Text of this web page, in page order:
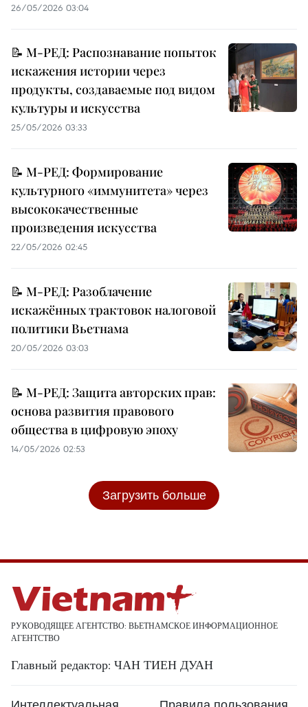
26/05/2026 03:04
📝 М-РЕД: Распознавание попыток
искажения истории через
продукты, создаваемые под видом
культуры и искусства
25/05/2026 03:33
📝 М-РЕД: Формирование
культурного «иммунитета» через
высококачественные
произведения искусства
22/05/2026 02:45
📝 М-РЕД: Разоблачение
искажённых трактовок налоговой
политики Вьетнама
20/05/2026 03:03
📝 М-РЕД: Защита авторских прав:
основа развития правового
общества в цифровую эпоху
14/05/2026 02:53
Загрузить больше
РУКОВОДЯЩЕЕ АГЕНТСТВО: ВЬЕТНАМСКОЕ ИНФОРМАЦИОННОЕ
АГЕНТСТВО
Главный редактор: ЧАН ТИЕН ДУАН